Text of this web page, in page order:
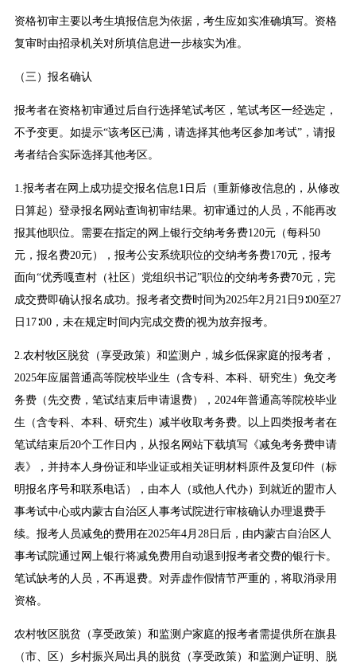
资格初审主要以考生填报信息为依据，考生应如实准确填写。资格
复审时由招录机关对所填信息进一步核实为准。
（三）报名确认
报考者在资格初审通过后自行选择笔试考区，笔试考区一经选定，
不予变更。如提示“该考区已满，请选择其他考区参加考试”，请报
考者结合实际选择其他考区。
1.报考者在网上成功提交报名信息1日后（重新修改信息的，从修改
日算起）登录报名网站查询初审结果。初审通过的人员，不能再改
报其他职位。需要在指定的网上银行交纳考务费120元（每科50
元，报名费20元），报考公安系统职位的交纳考务费170元，报考
面向“优秀嘎查村（社区）党组织书记”职位的交纳考务费70元，完
成交费即确认报名成功。报考者交费时间为2025年2月21日9∶00至27
日17∶00，未在规定时间内完成交费的视为放弃报考。
2.农村牧区脱贫（享受政策）和监测户，城乡低保家庭的报考者，
2025年应届普通高等院校毕业生（含专科、本科、研究生）免交考
务费（先交费，笔试结束后申请退费），2024年普通高等院校毕业
生（含专科、本科、研究生）减半收取考务费。以上四类报考者在
笔试结束后20个工作日内，从报名网站下载填写《减免考务费申请
表》，并持本人身份证和毕业证或相关证明材料原件及复印件（标
明报名序号和联系电话），由本人（或他人代办）到就近的盟市人
事考试中心或内蒙古自治区人事考试院进行审核确认办理退费手
续。报考人员减免的费用在2025年4月28日后，由内蒙古自治区人
事考试院通过网上银行将减免费用自动退到报考者交费的银行卡。
笔试缺考的人员，不再退费。对弄虚作假情节严重的，将取消录用
资格。
农村牧区脱贫（享受政策）和监测户家庭的报考者需提供所在旗县
（市、区）乡村振兴局出具的脱贫（享受政策）和监测户证明、脱